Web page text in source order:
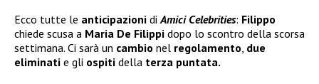
Ecco tutte le anticipazioni di Amici Celebrities: Filippo
chiede scusa a Maria De Filippi dopo lo scontro della scorsa
settimana. Ci sarà un cambio nel regolamento due
eliminati e gli ospiti della terza puntata.